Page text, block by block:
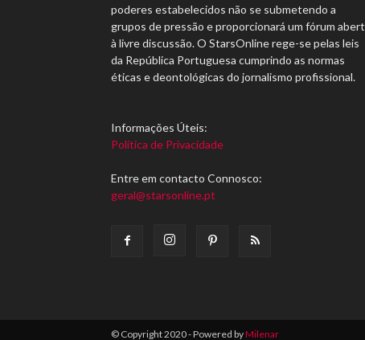
poderes estabelecidos não se submetendo a
grupos de pressão e proporcionará um fórum
à livre discussão. O StarsOnline rege-se pelas leis
da República Portuguesa cumprindo as normas
éticas e deontológicas do jornalismo profissional.
Informações Úteis:
Política de Privacidade
Entre em contacto Connosco:
geral@starsonline.pt
© Copyright 2020 - Powered byMilenar